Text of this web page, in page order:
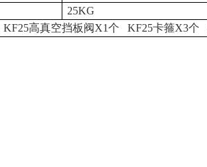
25KG
KF25高真空挡板阀X1个 KF25卡箍X3个